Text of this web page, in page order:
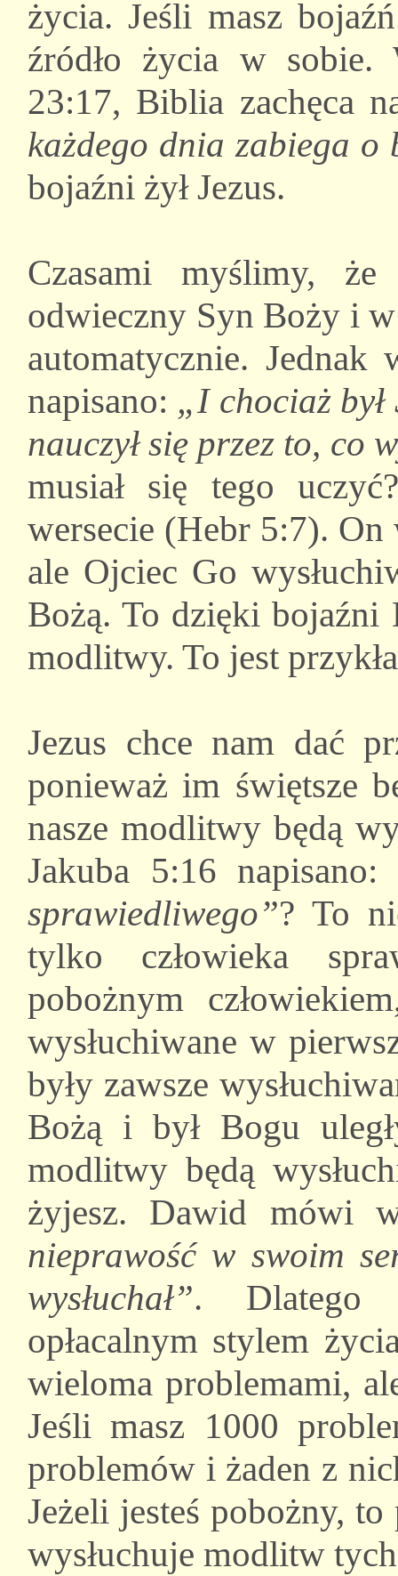
życia. Jeśli masz
źródło życia w sobie.
23:17, Biblia zachęca
każdego dnia zabiega o
bojaźni żył Jezus.
Czasami myślimy,
odwieczny Syn Boży i
automatycznie.
napisano: „I chociaż był
nauczył się przez to, co
musiał się tego
wersecie (Hebr 5:7). On
ale Ojciec Go
Bożą. To dzięki bojaźni
modlitwy. To jest
Jezus chce nam dać
ponieważ im świętsze
nasze modlitwy będą
Jakuba 5:16 napisano:
sprawiedliwego”? To
tylko człowieka
pobożnym
wysłuchiwane w
były zawsze
Bożą i był Bogu
modlitwy będą
żyjesz. Dawid mówi
nieprawość w swoim
wysłuchał”. Dlatego
opłacalnym stylem
wieloma problemami,
Jeśli masz 1000
problemów i żaden z
Jeżeli jesteś pobożny,
wysłuchuje modlitw